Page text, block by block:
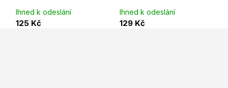
Ihned k odeslání
125 Kč
Ihned k odeslání
129 Kč